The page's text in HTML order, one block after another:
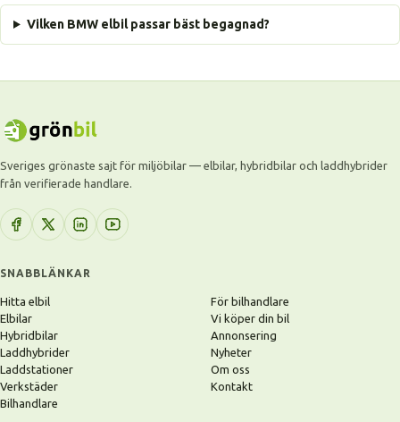
Vilken BMW elbil passar bäst begagnad?
Sveriges grönaste sajt för miljöbilar — elbilar, hybridbilar och laddhybrider
från verifierade handlare.
SNABBLÄNKAR
Hitta elbil
Elbilar
Hybridbilar
Laddhybrider
Laddstationer
Verkstäder
Bilhandlare
För bilhandlare
Vi köper din bil
Annonsering
Nyheter
Om oss
Kontakt